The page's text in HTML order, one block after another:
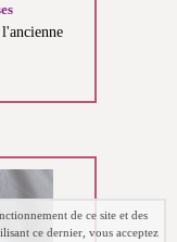
de ce site et des
ce dernier, vous acceptez